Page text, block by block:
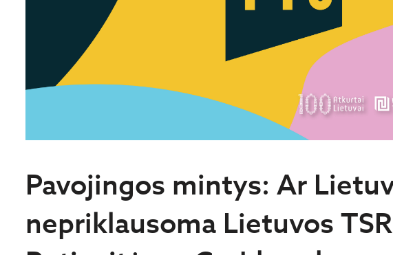
Pavojingos mintys: Ar
nepriklausoma Lietuvos